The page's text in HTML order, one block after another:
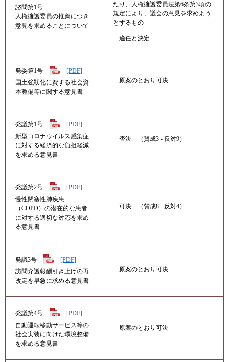
諮問第1号
人権擁護委員の推薦につき
意見を求めることについて
たり、人権擁護委員法第6条第3項の
規定により、議会の意見を求めよう
とするもの
適任と決定
発委第1号
[PDF]
国土強靱化に資する社会資
本整備等に関する意見書
原案のとおり可決
発議第1号
[PDF]
​新型コロナウイルス感染症
に対する経済的な負担軽減
を求める意見書
否決 （賛成3 - 反対9）
発議第2号
[PDF]
慢性閉塞性肺疾患
（COPD）の潜在的な患者
に対する適切な対応を求め
る意見書
可決 （賛成8 - 反対4）
発議3号
[PDF]
訪問介護報酬引き上げの再
改定を早急に求める意見書
原案のとおり可決
発議第4号
[PDF]
​自動運転移動サービス等の
社会実装に向けた環境整備
を求める意見書
原案のとおり可決